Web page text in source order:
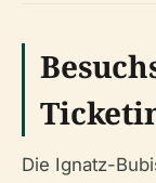
Die Ignatz-